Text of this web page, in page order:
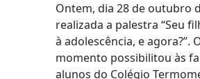
Ontem, dia 28 de outubro
realizada a palestra “Seu
à adolescência, e agora?”.
momento possibilitou às
alunos do Colégio